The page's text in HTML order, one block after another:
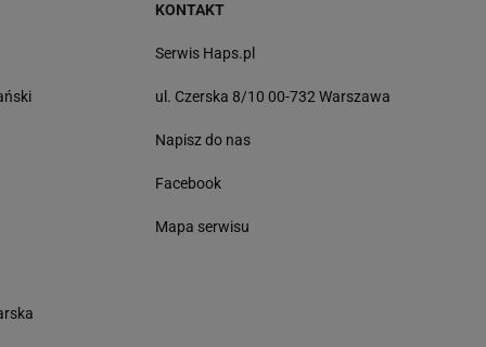
KONTAKT
Serwis Haps.pl
ul. Czerska 8/10 00-732 Warszawa
Napisz do nas
Facebook
Mapa serwisu